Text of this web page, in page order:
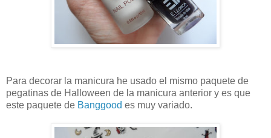
Para decorar la manicura he usado el mismo paquete de
pegatinas de Halloween de la manicura anterior y es que
este paquete de Banggood es muy variado.